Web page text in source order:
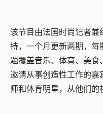
该节目由法国时尚记者
持，一个月更新两期，
题覆盖音乐、体育、美
邀请从事创造性工作的
师和体育明星，从他们的